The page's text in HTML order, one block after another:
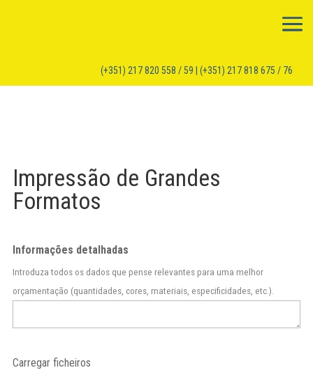
(+351) 217 820 558 / 59 | (+351) 217 818 675 / 76
Impressão de Grandes
Formatos
Informações detalhadas
Introduza todos os dados que pense relevantes para uma melhor
orçamentação (quantidades, cores, materiais, especificidades, etc.).
Carregar ficheiros